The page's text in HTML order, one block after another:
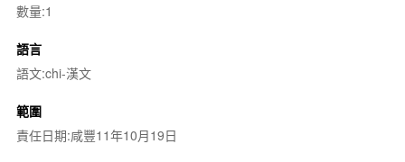
數量:1
語言
語文:chi-漢文
範圍
責任日期:咸豐11年10月19日